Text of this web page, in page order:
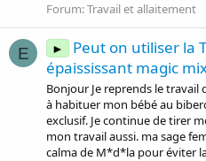
Forum:Travail et allaitement
E ►
Peut on utiliser la
épaississant magic
Bonjour Je reprends le travail
à habituer mon bébé au
exclusif. Je continue de tirer
mon travail aussi. ma sage
calma de M*d*la pour éviter